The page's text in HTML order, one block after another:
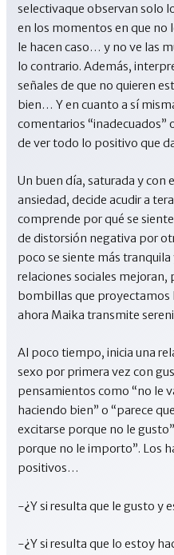
selectivaque observan solo
en los momentos en que no
le hacen caso… y no ve las
lo contrario. Además,
señales de que no quieren
bien… Y en cuanto a sí
comentarios “inadecuados”
de ver todo lo positivo que
Un buen día, saturada y con
ansiedad, decide acudir a
comprende por qué se
de distorsión negativa por
poco se siente más
relaciones sociales
bombillas que proyectamos
ahora Maika transmite
Al poco tiempo, inicia una
sexo por primera vez con
pensamientos como “no le
haciendo bien” o “parece
excitarse porque no le
porque no le importo”. Los
positivos…
-¿Y si resulta que le gusto y
-¿Y si resulta que lo estoy